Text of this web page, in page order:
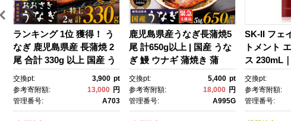
ランキング 1位 獲得！ う
なぎ 鹿児島県産 長蒲焼 2
尾 合計 330g 以上 国産 う
なぎ 鰻 ウナギ 蒲焼き 蒲
焼 かばやき 魚 魚介 魚
貝 海鮮 うな重 ひつまぶ
交換pt: 3,900 pt
参考寄附額:
13,000 円
管理番号:
A703
鹿児島県産うなぎ長蒲焼5
尾 計650g以上 | 国産 うな
ぎ 鰻 ウナギ 蒲焼き 蒲
焼 かばやき unagi うなぎ
蒲焼 土用丑の日 土用の丑
の日 丑の日 魚 魚介 魚
交換pt: 5,400 pt
参考寄附額:
18,000 円
管理番号:
A995G
SK-II フェ
トメント
ス 230mL
2 SK エス
ーツ エス
ンケア 化
交換pt:
参考寄附額:
管理番号: